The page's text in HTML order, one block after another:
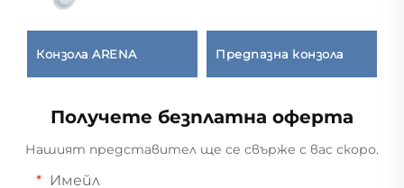
Конзола ARENA Предпазна конзола
Получете безплатна оферта
Нашият представител ще се свърже с вас скоро.
Имейл